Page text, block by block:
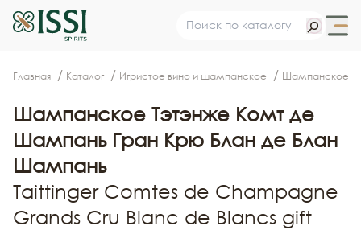
Главная Каталог Игристое вино и шампанское Шампанское
Шампанское Тэтэнже Комт де
Шампань Гран Крю Блан де Блан
Шампань
Taittinger Comtes de Champagne
Grands Cru Blanc de Blancs gift